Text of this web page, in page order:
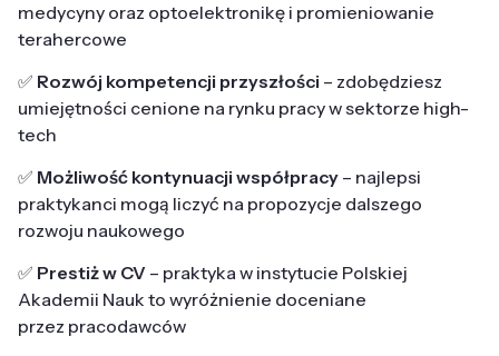
medycyny oraz optoelektronikę i promieniowanie
terahercowe
✅ Rozwój kompetencji przyszłości – zdobędziesz
umiejętności cenione na rynku pracy w sektorze high-
tech
✅ Możliwość kontynuacji współpracy – najlepsi
praktykanci mogą liczyć na propozycje dalszego
rozwoju naukowego
✅ Prestiż w CV – praktyka w instytucie Polskiej
Akademii Nauk to wyróżnienie doceniane
przez pracodawców